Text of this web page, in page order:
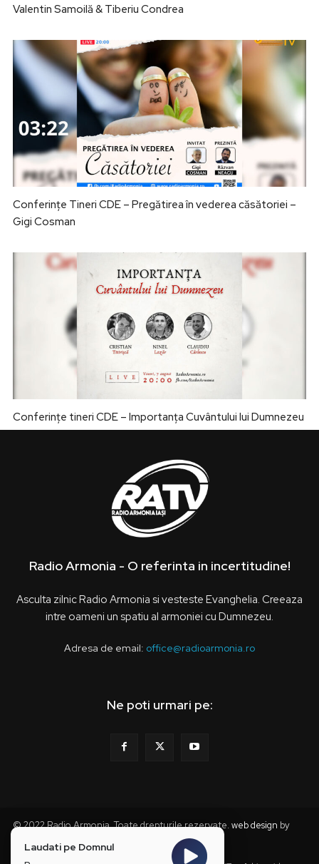
Valentin Samoilă & Tiberiu Condrea
Conferințe Tineri CDE – Pregătirea în vederea căsătoriei –
Gigi Cosman
Conferințe tineri CDE – Importanța Cuvântului lui Dumnezeu
Radio Armonia - O referinta in incertitudine!
Asculta zilnic Radio Armonia si vesteste Evanghelia. Creeaza
intre oameni un spatiu al armoniei cu Dumnezeu.
Adresa de email: office@radioarmonia.ro
Ne poti urmari pe:
© 2022 Radio Armonia. Toate drepturile rezervate. web design by
Laudati pe Domnul